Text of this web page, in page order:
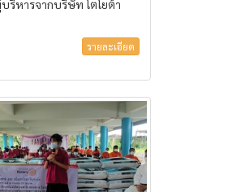
หารจากบริษัท โตโยต้า
รายละเอียด